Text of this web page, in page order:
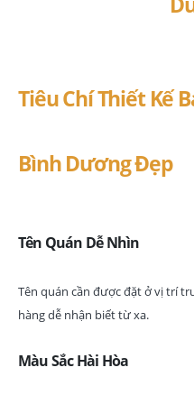
Tiêu Chí Thiết Kế
Bình Dương Đẹp
Tên Quán Dễ Nhìn
Tên quán cần được đặt ở vị trí
hàng dễ nhận biết từ xa.
Màu Sắc Hài Hòa